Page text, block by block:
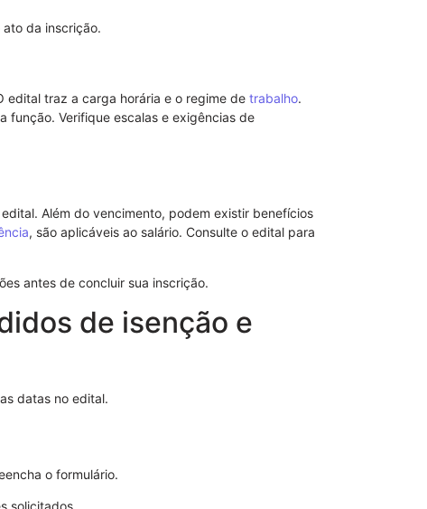
da inscrição.
edital traz a carga horária e o regime de trabalho.
função. Verifique escalas e exigências de
Além do vencimento, podem existir benefícios
, são aplicáveis ao salário. Consulte o edital para
antes de concluir sua inscrição.
de isenção e
datas no edital.
o formulário.